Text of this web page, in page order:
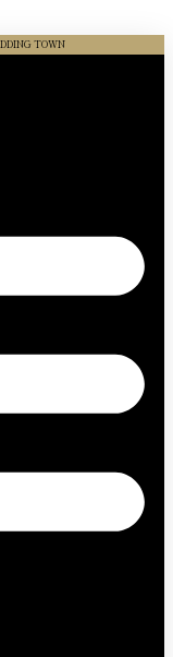
TOWN